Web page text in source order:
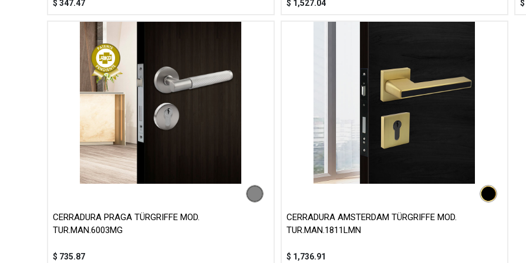
$ 347.47 $ 1,527.04 $
CERRADURA PRAGA TÜRGRIFFE MOD.
TUR.MAN.6003MG
$ 735.87
CERRADURA AMSTERDAM TÜRGRIFFE MOD.
TUR.MAN.1811LMN
$ 1,736.91